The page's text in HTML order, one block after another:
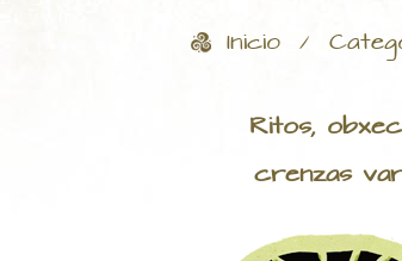
Inicio /
Ritos,
crenzas